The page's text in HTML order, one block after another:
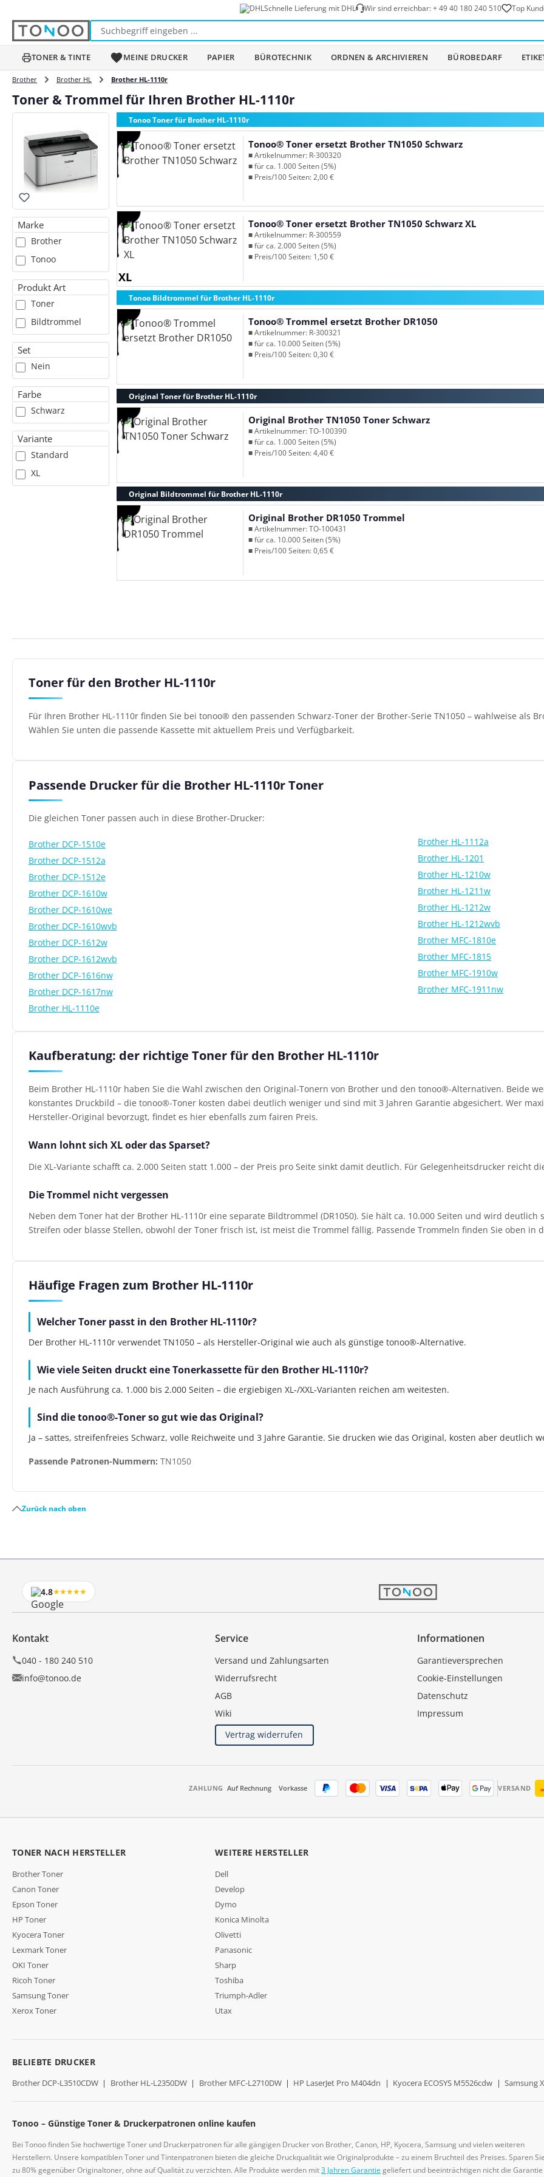
Schnelle Lieferung mit DHL Wir sind erreichbar:+ 49 40 180 240 510 Top
TONER & TINTE MEINE DRUCKER PAPIER BÜROTECHNIK ORDNEN & ARCHIVIEREN BÜROBEDARF
Brother Brother HL Brother HL-1110r
Toner & Trommel für Ihren Brother HL-1110r
Marke
Brother
Tonoo
Produkt Art
Toner
Bildtrommel
Set
Nein
Farbe
Schwarz
Variante
Standard
XL
Tonoo Toner für Brother HL-1110r
Tonoo® Toner ersetzt Brother TN1050 Schwarz
■ Artikelnummer: R-300320
■ für ca. 1.000 Seiten (5%)
■ Preis/100 Seiten: 2,00 €
XL
Tonoo® Toner ersetzt Brother TN1050 Schwarz XL
■ Artikelnummer: R-300559
■ für ca. 2.000 Seiten (5%)
■ Preis/100 Seiten: 1,50 €
Tonoo Bildtrommel für Brother HL-1110r
Tonoo® Trommel ersetzt Brother DR1050
■ Artikelnummer: R-300321
■ für ca. 10.000 Seiten (5%)
■ Preis/100 Seiten: 0,30 €
Original Toner für Brother HL-1110r
Original Brother TN1050 Toner Schwarz
■ Artikelnummer: TO-100390
■ für ca. 1.000 Seiten (5%)
■ Preis/100 Seiten: 4,40 €
Original Bildtrommel für Brother HL-1110r
Original Brother DR1050 Trommel
■ Artikelnummer: TO-100431
■ für ca. 10.000 Seiten (5%)
■ Preis/100 Seiten: 0,65 €
Toner für den Brother HL-1110r
Für Ihren Brother HL-1110r finden Sie bei tonoo® den passenden Schwarz-Toner der Brother-Serie TN1050 – wahlweise als
Wählen Sie unten die passende Kassette mit aktuellem Preis und Verfügbarkeit.
Passende Drucker für die Brother HL-1110r Toner
Die gleichen Toner passen auch in diese Brother-Drucker:
Brother DCP-1510e
Brother DCP-1512a
Brother DCP-1512e
Brother DCP-1610w
Brother DCP-1610we
Brother DCP-1610wvb
Brother DCP-1612w
Brother DCP-1612wvb
Brother DCP-1616nw
Brother DCP-1617nw
Brother HL-1110e
Brother HL-1112a
Brother HL-1201
Brother HL-1210w
Brother HL-1211w
Brother HL-1212w
Brother HL-1212wvb
Brother MFC-1810e
Brother MFC-1815
Brother MFC-1910w
Brother MFC-1911nw
Kaufberatung: der richtige Toner für den Brother HL-1110r
Beim Brother HL-1110r haben Sie die Wahl zwischen den Original-Tonern von Brother und den tonoo®-Alternativen. Beide
konstantes Druckbild – die tonoo®-Toner kosten dabei deutlich weniger und sind mit 3 Jahren Garantie abgesichert. Wer
Hersteller-Original bevorzugt, findet es hier ebenfalls zum fairen Preis.
Wann lohnt sich XL oder das Sparset?
Die XL-Variante schafft ca. 2.000 Seiten statt 1.000 – der Preis pro Seite sinkt damit deutlich. Für Gelegenheitsdrucker reicht
Die Trommel nicht vergessen
Neben dem Toner hat der Brother HL-1110r eine separate Bildtrommel (DR1050). Sie hält ca. 10.000 Seiten und wird
Streifen oder blasse Stellen, obwohl der Toner frisch ist, ist meist die Trommel fällig. Passende Trommeln finden Sie oben in
Häufige Fragen zum Brother HL-1110r
Welcher Toner passt in den Brother HL-1110r?
Der Brother HL-1110r verwendet TN1050 – als Hersteller-Original wie auch als günstige tonoo®-Alternative.
Wie viele Seiten druckt eine Tonerkassette für den Brother HL-1110r?
Je nach Ausführung ca. 1.000 bis 2.000 Seiten – die ergiebigen XL-/XXL-Varianten reichen am weitesten.
Sind die tonoo®-Toner so gut wie das Original?
Ja – sattes, streifenfreies Schwarz, volle Reichweite und 3 Jahre Garantie. Sie drucken wie das Original, kosten aber deutlich
Passende Patronen-Nummern: TN1050
Zurück nach oben
4.8★★★★★
Kontakt
040 - 180 240 510
info@tonoo.de
Service
Versand und Zahlungsarten
Widerrufsrecht
AGB
Wiki
Vertrag widerrufen
Informationen
Garantieversprechen
Cookie-Einstellungen
Datenschutz
Impressum
ZAHLUNG Auf Rechnung Vorkasse VERSAND
TONER NACH HERSTELLER
Brother Toner
Canon Toner
Epson Toner
HP Toner
Kyocera Toner
Lexmark Toner
OKI Toner
Ricoh Toner
Samsung Toner
Xerox Toner
WEITERE HERSTELLER
Dell
Develop
Dymo
Konica Minolta
Olivetti
Panasonic
Sharp
Toshiba
Triumph-Adler
Utax
BELIEBTE DRUCKER
Brother DCP-L3510CDW | Brother HL-L2350DW | Brother MFC-L2710DW | HP LaserJet Pro M404dn | Kyocera ECOSYS M5526cdw | Samsung
Tonoo – Günstige Toner & Druckerpatronen online kaufen
Bei Tonoo finden Sie hochwertige Toner und Druckerpatronen für alle gängigen Drucker von Brother, Canon, HP, Kyocera, Samsung und vielen weiteren
Herstellern. Unsere kompatiblen Toner und Tintenpatronen bieten die gleiche Druckqualität wie Originalprodukte – zu einem Bruchteil des Preises. Sparen
zu 80% gegenüber Originaltoner, ohne auf Qualität zu verzichten. Alle Produkte werden mit3 Jahren Garantiegeliefert und beeinträchtigen nicht die Garantie